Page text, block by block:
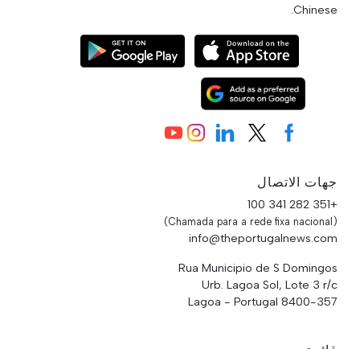
Chinese.
جهات الاتصال
+351 282 341 100
(Chamada para a rede fixa nacional)
info@theportugalnews.com
Rua Municipio de S Domingos
Urb. Lagoa Sol, Lote 3 r/c
8400-357 Lagoa - Portugal